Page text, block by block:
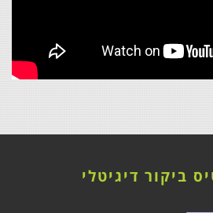
ביקור דיגיטלי